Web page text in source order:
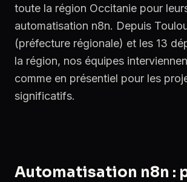
toute la région Occitanie pour
automatisation n8n. Depuis
(préfecture régionale) et les 13
la région, nos équipes
comme en présentiel pour les
significatifs.
Automatisation n8n :